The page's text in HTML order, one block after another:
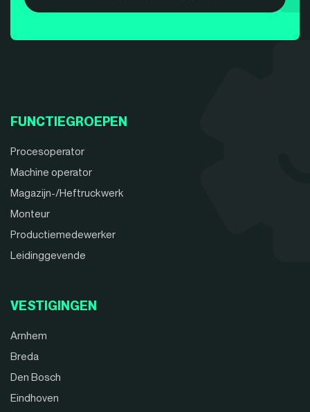
FUNCTIEGROEPEN
Procesoperator
Machine operator
Magazijn-/Heftruckwerk
Monteur
Productiemedewerker
Leidinggevende
VESTIGINGEN
Arnhem
Breda
Den Bosch
Eindhoven